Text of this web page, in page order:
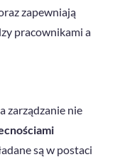
zapewniają
pracownikami a
zarządzanie nie
są w postaci